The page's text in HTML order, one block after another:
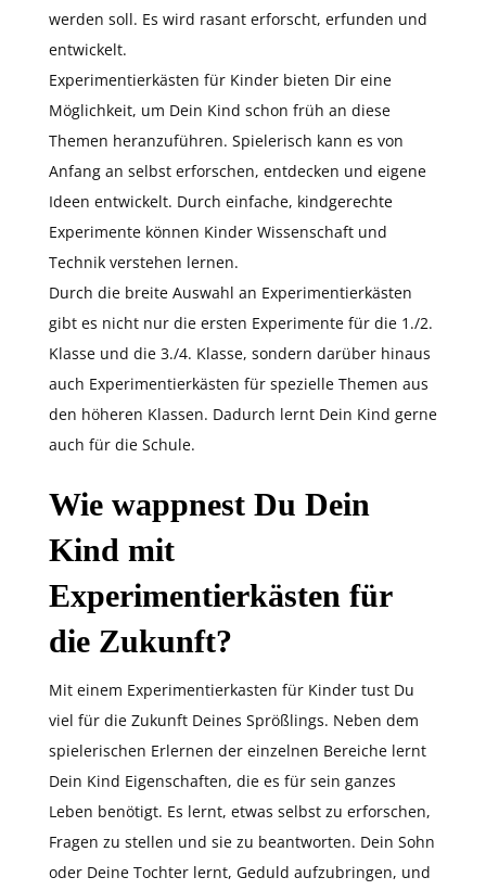
werden soll. Es wird rasant erforscht, erfunden und
entwickelt.
Experimentierkästen für Kinder bieten Dir eine
Möglichkeit, um Dein Kind schon früh an diese
Themen heranzuführen. Spielerisch kann es von
Anfang an selbst erforschen, entdecken und eigene
Ideen entwickelt. Durch einfache, kindgerechte
Experimente können Kinder Wissenschaft und
Technik verstehen lernen.
Durch die breite Auswahl an Experimentierkästen
gibt es nicht nur die ersten Experimente für die 1./2.
Klasse und die 3./4. Klasse, sondern darüber hinaus
auch Experimentierkästen für spezielle Themen aus
den höheren Klassen. Dadurch lernt Dein Kind gerne
auch für die Schule.
Wie wappnest Du Dein
Kind mit
Experimentierkästen für
die Zukunft?
Mit einem Experimentierkasten für Kinder tust Du
viel für die Zukunft Deines Sprößlings. Neben dem
spielerischen Erlernen der einzelnen Bereiche lernt
Dein Kind Eigenschaften, die es für sein ganzes
Leben benötigt. Es lernt, etwas selbst zu erforschen,
Fragen zu stellen und sie zu beantworten. Dein Sohn
oder Deine Tochter lernt, Geduld aufzubringen, und